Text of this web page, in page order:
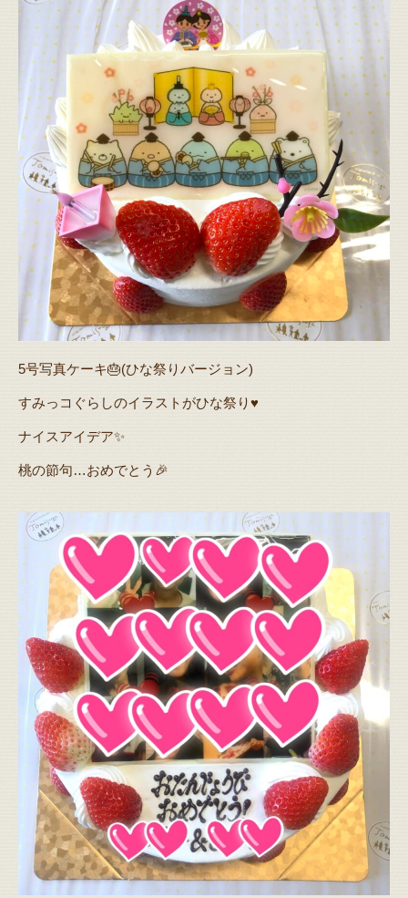
5号写真ケーキ🎂(ひな祭りバージョン)
すみっコぐらしのイラストがひな祭り♥️
ナイスアイデア✨
桃の節句…おめでとう🎉